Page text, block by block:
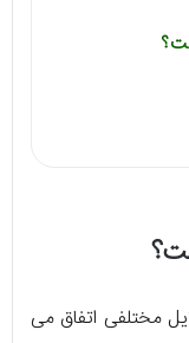
مختلفی اتفاق می